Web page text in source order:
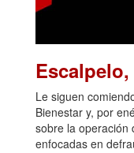
Le siguen
Bienestar y, por
sobre la operación
enfocadas en